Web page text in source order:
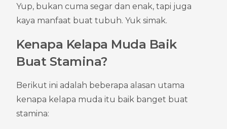
Yup, bukan cuma segar dan enak, tapi juga
kaya manfaat buat tubuh. Yuk simak.
Kenapa Kelapa Muda Baik
Buat Stamina?
Berikut ini adalah beberapa alasan utama
kenapa kelapa muda itu baik banget buat
stamina: